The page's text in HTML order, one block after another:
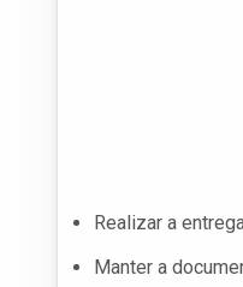
Realizar a
Manter a